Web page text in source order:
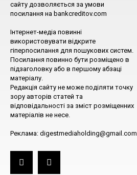
сайту дозволяється за умови
посилання на bankcreditov.com
Інтернет-медіа повинні
використовувати відкрите
гіперпосилання для пошукових систем.
Посилання повинно бути розміщено в
підзаголовку або в першому абзаці
матеріалу.
Редакція сайту не може поділяти точку
зору авторів статей та
відповідальності за зміст розміщенних
матеріалів не несе.
Реклама: digestmediaholding@gmail.com